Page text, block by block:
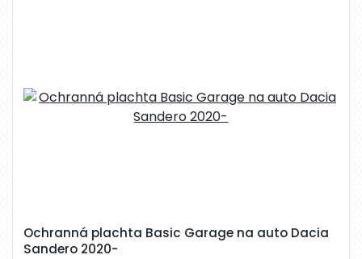
Ochranná plachta Basic Garage na auto Dacia
Sandero 2020-